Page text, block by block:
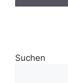
Suchen